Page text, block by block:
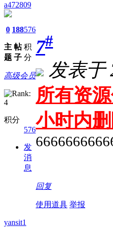
a472809
0
主
题
188
帖
子
576
积
分
高级会员
积分
576
发
消
息
7#
发表于
所有资
小时内
回复
使用道具 举报
yansit1